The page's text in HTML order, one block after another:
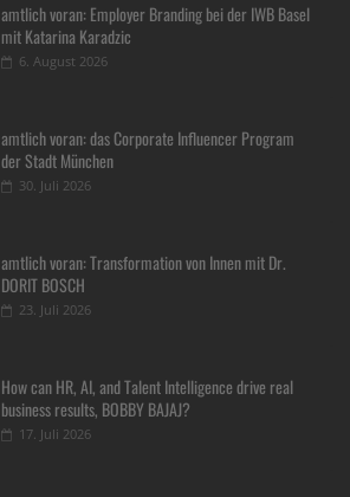
amtlich voran: Employer Branding bei der IWB Basel
mit Katarina Karadzic
6. August 2026
amtlich voran: das Corporate Influencer Program
der Stadt München
30. Juli 2026
amtlich voran: Transformation von Innen mit Dr.
DORIT BOSCH
23. Juli 2026
How can HR, AI, and Talent Intelligence drive real
business results, BOBBY BAJAJ?
17. Juli 2026